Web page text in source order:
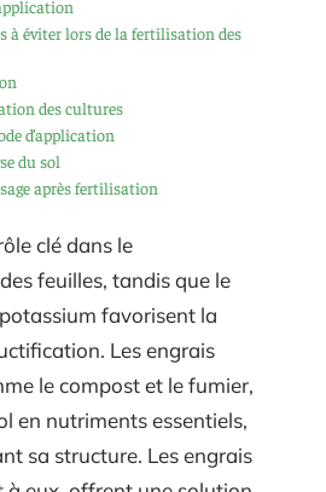
à éviter lors de la fertilisation des
des cultures
d’application
du sol
après fertilisation
clé dans le
feuilles, tandis que le
favorisent la
Les engrais
le compost et le fumier,
en nutriments essentiels,
sa structure. Les engrais